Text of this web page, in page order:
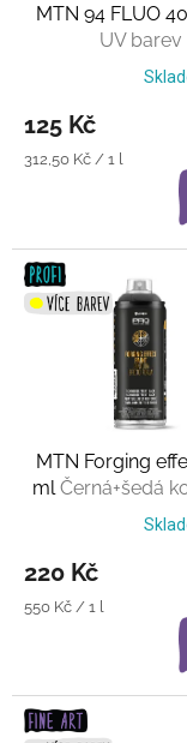
ů
MTN 94 FLUO
UV barev
125 Kč
Měrná
312,50 Kč / 1 l
MTN Forging
ml Černá+šedá
barva
220 Kč
Měrná
550 Kč / 1 l